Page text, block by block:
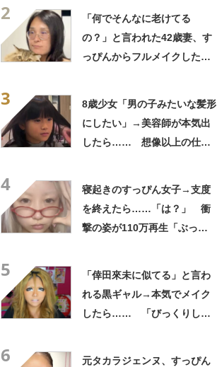
2
「何でそんなに老けてる
の？」と言われた42歳妻、す
っぴんからフルメイクした
3
8歳少女「男の子みたいな髪形
にしたい」→美容師が本気出
したら…… 想像以上の仕上
4
寝起きのすっぴん女子→支度
を終えたら……「は？」 衝
撃の姿が110万再生「ぶっ刺
5
「倖田來未に似てる」と言わ
れる黒ギャル→本気でメイク
したら…… 「びっくりし
6
元タカラジェンヌ、すっぴん